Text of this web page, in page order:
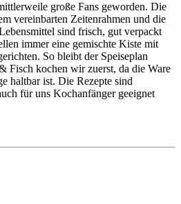
große Fans geworden. Die
vereinbarten Zeitenrahmen und die
sind frisch, gut verpackt
immer eine gemischte Kiste mit
So bleibt der Speiseplan
Fisch kochen wir zuerst, da die Ware
haltbar ist. Die Rezepte sind
für uns Kochanfänger geeignet